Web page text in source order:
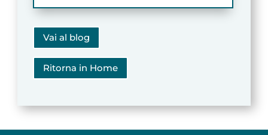
Vai al blog
Ritorna in Home